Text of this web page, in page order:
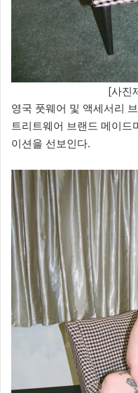
[사진
영국 풋웨어 및 액세서리
트리트웨어 브랜드 메이드
이션을 선보인다.